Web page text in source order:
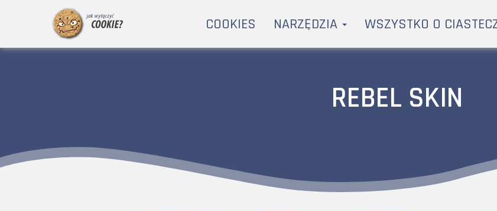
COOKIES NARZĘDZIA WSZYSTKO O
REBEL SKIN